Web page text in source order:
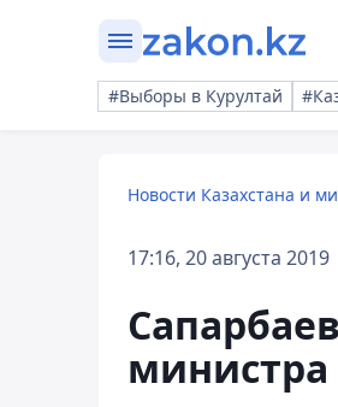
#Выборы в Курултай
Новости Казахстана и
17:16, 20 августа 2019
министра